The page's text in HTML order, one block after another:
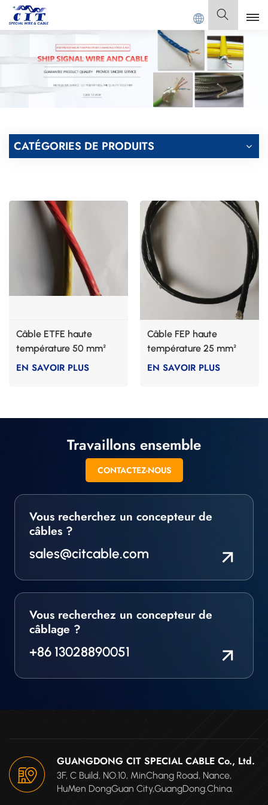
CIT SPECIAL CABLE Co., Ltd. Français
English
Français
Italiano
Español
CATÉGORIES DE PRODUITS
Câble ETFE haute
température 50 mm²
EN SAVOIR PLUS
Câble FEP haute
température 25 mm²
EN SAVOIR PLUS
Travaillons ensemble
CONTACTEZ-NOUS
Vous recherchez un concepteur de
câbles ?
sales@citcable.com
Vous recherchez un concepteur de
câblage ?
+86 13028890051
GUANGDONG CIT SPECIAL CABLE Co., Ltd.
3F, C Build, NO.10, MinChang Road, Nance,
HuMen DongGuan City,GuangDong.China.